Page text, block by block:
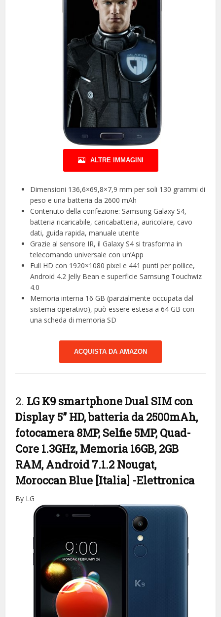
ALTRE IMMAGINI
Dimensioni 136,6×69,8×7,9 mm per soli 130 grammi di
peso e una batteria da 2600 mAh
Contenuto della confezione: Samsung Galaxy S4,
batteria ricaricabile, caricabatteria, auricolare, cavo
dati, guida rapida, manuale utente
Grazie al sensore IR, il Galaxy S4 si trasforma in
telecomando universale con un’App
Full HD con 1920×1080 pixel e 441 punti per pollice,
Android 4.2 Jelly Bean e superficie Samsung Touchwiz
4.0
Memoria interna 16 GB (parzialmente occupata dal
sistema operativo), può essere estesa a 64 GB con
una scheda di memoria SD
ACQUISTA DA AMAZON
2. LG K9 smartphone Dual SIM con
Display 5” HD, batteria da 2500mAh,
fotocamera 8MP, Selfie 5MP, Quad-
Core 1.3GHz, Memoria 16GB, 2GB
RAM, Android 7.1.2 Nougat,
Moroccan Blue [Italia] -Elettronica
By LG